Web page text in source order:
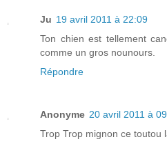
Ju 19 avril 2011 à 22:09
Ton chien est tellement
comme un gros nounours.
Répondre
Anonyme 20 avril 2011 à
Trop Trop mignon ce toutou